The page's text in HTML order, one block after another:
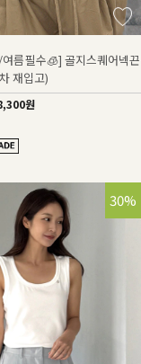
름필수🧊] 골지스퀘어넥끈
재입고)
원
30%